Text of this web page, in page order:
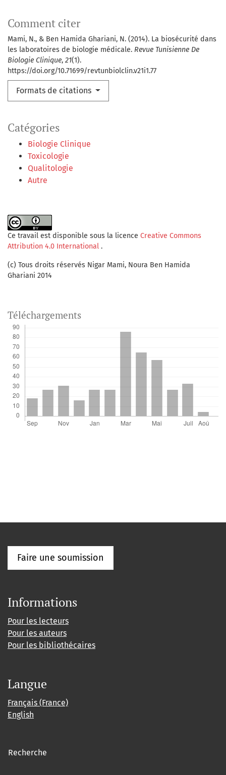
Catégories
Biologie Clinique
Toxicologie
Qualitologie
Autre
Comment citer
Mami, N., & Ben Hamida Ghariani, N. (2014). La biosécurité dans
les laboratoires de biologie médicale. Revue Tunisienne De
Biologie Clinique, 21(1).
https://doi.org/10.71699/revtunbiolclin.v21i1.77
Formats de citations
Ce travail est disponible sous la licence Creative Commons
Attribution 4.0 International .
(c) Tous droits réservés Nigar Mami, Noura Ben Hamida
Ghariani 2014
Téléchargements
Faire une soumission
Informations
Pour les lecteurs
Pour les auteurs
Pour les bibliothécaires
Langue
Français (France)
English
Recherche